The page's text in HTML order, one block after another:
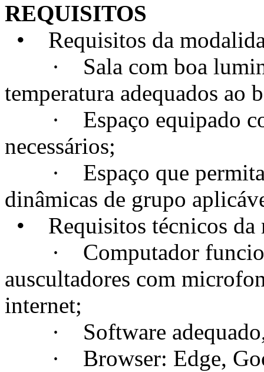
REQUISITOS
• Requisitos da
· Sala com boa
temperatura adequados ao
· Espaço equipado
necessários;
· Espaço que permita
dinâmicas de grupo
• Requisitos técnicos da
· Computador
auscultadores com
internet;
· Software adequado,
· Browser: Edge,